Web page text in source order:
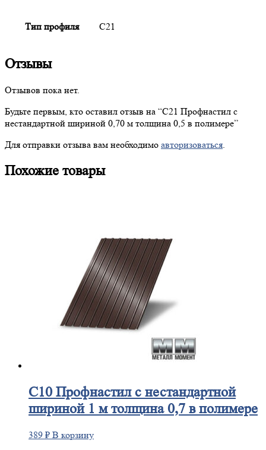
Тип профиля С21
Отзывы
Отзывов пока нет.
Будьте первым, кто оставил отзыв на “С21 Профнастил с
нестандартной шириной 0,70 м толщина 0,5 в полимере”
Для отправки отзыва вам необходимо авторизоваться.
Похожие товары
С10Профнастил с нестандартной
шириной 1 м толщина 0,7 в полимере
389 ₽ В корзину